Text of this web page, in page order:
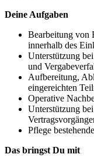
Deine Aufgaben
Bearbeitung von
innerhalb des
Unterstützung
und
Aufbereitung,
eingereichten
Operative
Unterstützung
Pflege
Das bringst Du mit